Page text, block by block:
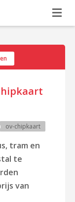
ov-chipkaart
tram en
te
van